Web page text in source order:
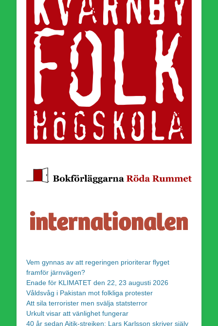
Vem gynnas av att regeringen prioriterar flyget
framför järnvägen?
Enade för KLIMATET den 22, 23 augusti 2026
Våldsvåg i Pakistan mot folkliga protester
Att sila terrorister men svälja statsterror
Urkult visar att vänlighet fungerar
40 år sedan Aitik-strejken: Lars Karlsson skriver själv